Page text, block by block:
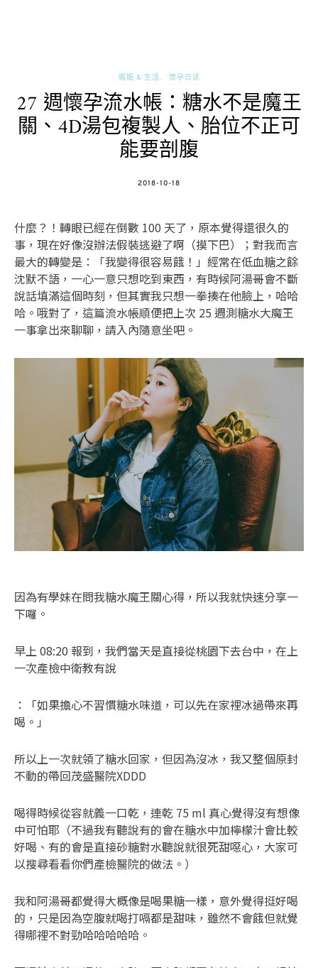
婚姻 & 生活 懷孕日誌
27 週懷孕流水帳：糖水不是魔王
關、4D湯包複製人、胎位不正可
能要剖腹
POSTED
2018-10-18
什麼？！轉眼已經在倒數 100 天了，原本覺得還很久的
事，現在好像沒辦法假裝逃避了啊（摸下巴）；對我而言
最大的轉變是：「我變得很容易餓！」經常在低血糖之餘
沈默不語，一心一意只想吃到東西，有時候阿湯哥會不斷
說話填滿這個時刻，但其實我只想一拳揍在他臉上，哈哈
哈。哦對了，這篇流水帳順便把上次 25 週測糖水大魔王
一事拿出來聊聊，請入內隨意坐吧。
因為有學妹在問我糖水魔王關心得，所以我就快速分享一
下囉。
早上 08:20 報到，我們當天是直接從桃園下去台中，在上
一次產檢中衛教有說
：「如果擔心不習慣糖水味道，可以先在家裡冰過帶來再
喝。」
所以上一次就領了糖水回家，但因為沒冰，我又整個原封
不動的帶回茂盛醫院XDDD
喝得時候從容就義一口乾，連乾 75 ml 真心覺得沒有想像
中可怕耶（不過我有聽說有的會在糖水中加檸檬汁會比較
好喝、有的會是直接砂糖對水聽說就很死甜噁心，大家可
以搜尋看看你們產檢醫院的做法。）
我和阿湯哥都覺得大概像是喝果糖一樣，意外覺得挺好喝
的，只是因為空腹就喝打嗝都是甜味，雖然不會餓但就覺
得哪裡不對勁哈哈哈哈哈。